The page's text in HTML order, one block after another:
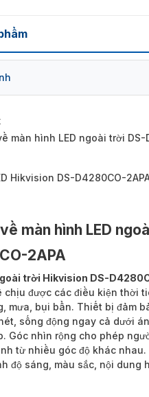
màn hình LED ngoài trời DS-
Hikvision DS-D4280CO-
màn hình LED
2APA
trời Hikvision DS-
chịu được các điều kiện thời
mưa, bụi bẩn. Thiết bị đảm
sống động ngay cả dưới
Góc nhìn rộng cho phép
từ nhiều góc độ khác nhau.
độ sáng, màu sắc, nội dung